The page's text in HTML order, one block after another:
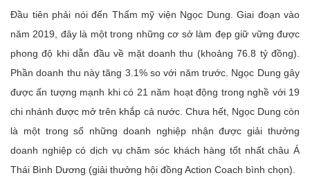
Đầu tiên phải nói đến Thẩm mỹ viện Ngọc Dung. Giai đoạn vào
năm 2019, đây là một trong những cơ sở làm đẹp giữ vững được
phong độ khi dẫn đầu về mặt doanh thu (khoảng 76.8 tỷ đồng).
Phần doanh thu này tăng 3.1% so với năm trước. Ngọc Dung gây
được ấn tượng mạnh khi có 21 năm hoạt động trong nghề với 19
chi nhánh được mở trên khắp cả nước. Chưa hết, Ngọc Dung còn
là một trong số những doanh nghiệp nhận được giải thưởng
doanh nghiệp có dịch vụ chăm sóc khách hàng tốt nhất châu Á
Thái Bình Dương (giải thưởng hội đồng Action Coach bình chọn).